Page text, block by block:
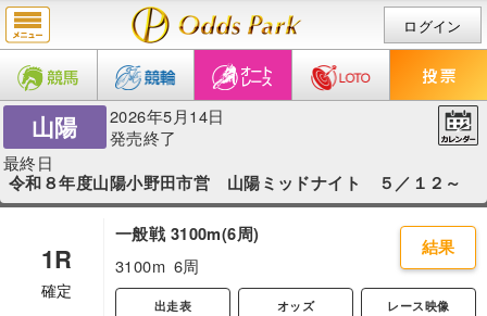
ログイン
山陽
2026年5月14日
発売終了
最終日
令和８年度山陽小野田市営 山陽ミッドナイト ５／１２～
1R
確定
一般戦 3100m(6周)
3100m 6周
結果
出走表 オッズ レース映像